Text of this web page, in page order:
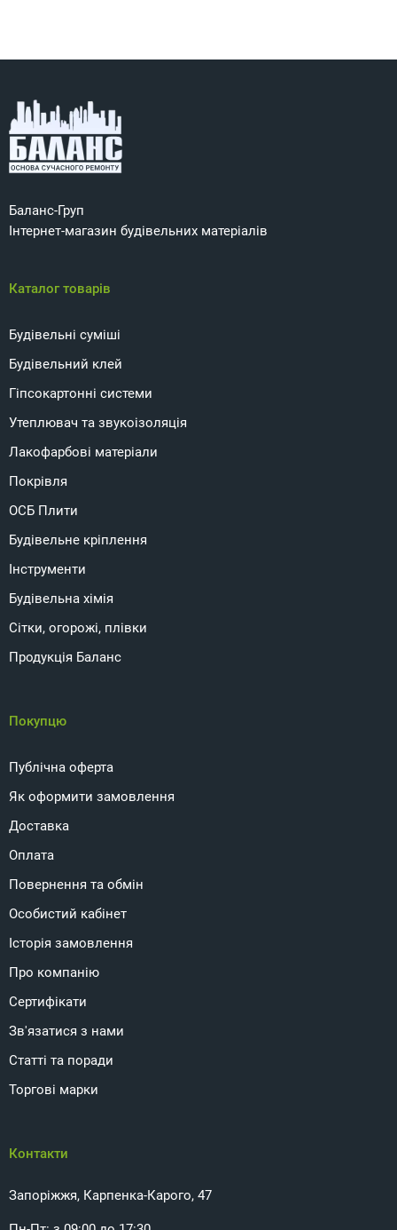
Баланс-Груп
Інтернет-магазин будівельних матеріалів
Каталог товарів
Будівельні суміші
Будівельний клей
Гіпсокартонні системи
Утеплювач та звукоізоляція
Лакофарбові матеріали
Покрівля
ОСБ Плити
Будівельне кріплення
Інструменти
Будівельна хімія
Сітки, огорожі, плівки
Продукція Баланс
Покупцю
Публічна оферта
Як оформити замовлення
Доставка
Оплата
Повернення та обмін
Особистий кабінет
Історія замовлення
Про компанію
Сертифікати
Зв'язатися з нами
Статті та поради
Торгові марки
Контакти
Запоріжжя, Карпенка-Карого, 47